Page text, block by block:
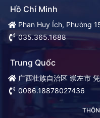
Hồ Chí Minh
Phan Huy Ích, Phường
035.365.1688
Trung Quốc
广西壮族自治区 崇左市
0086.18878027436